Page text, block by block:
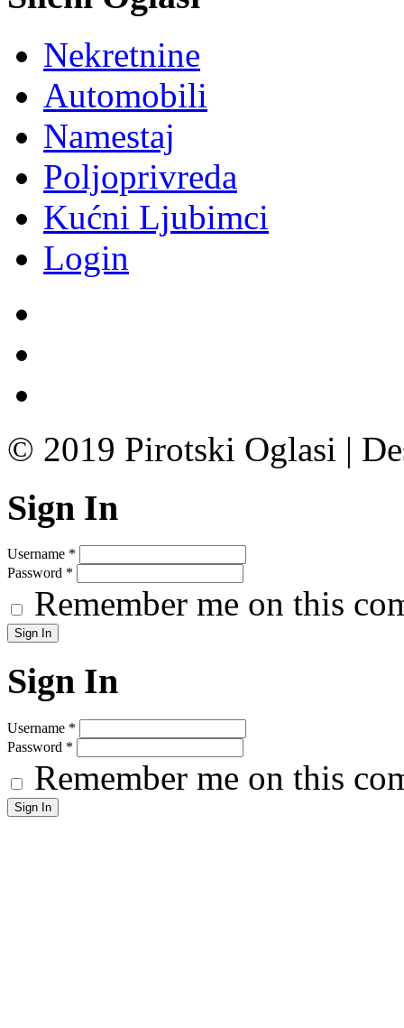
Nekretnine
Automobili
Namestaj
Poljoprivreda
Kućni Ljubimci
Login
© 2019 Pirotski Oglasi |
Sign In
Username *
Password *
Remember me on this
Sign In
Username *
Password *
Remember me on this